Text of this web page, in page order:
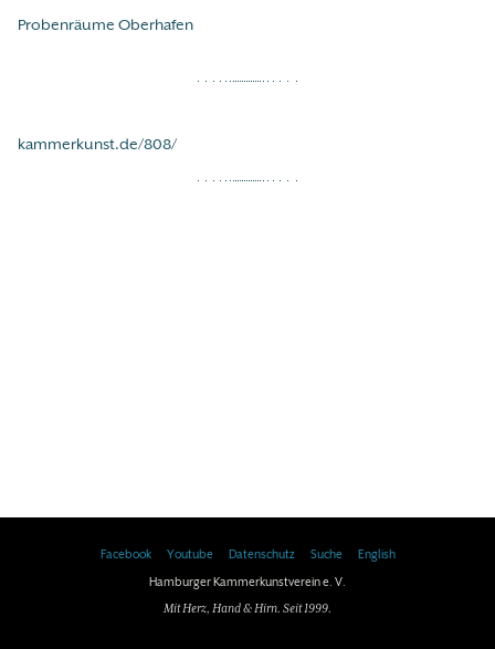
Probenräume Oberhafen
kammerkunst.de/808/
Facebook Youtube Datenschutz Suche
English
Hamburger Kammerkunstverein e. V.
Mit Herz, Hand & Hirn. Seit 1999.